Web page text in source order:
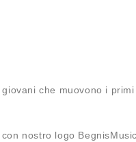
che muovono i
nostro logo